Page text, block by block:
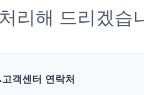
리해 드리겠습
고객센터 연락처